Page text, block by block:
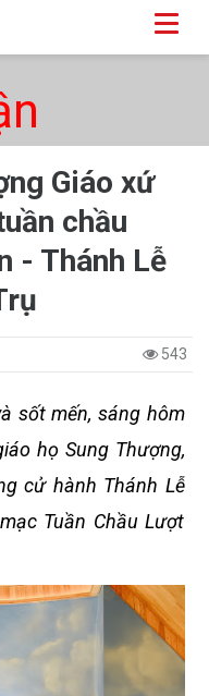
Giáo xứ
chầu
- Thánh Lễ
543
sốt mến, sáng hôm
họ Sung Thượng,
cử hành Thánh Lễ
Tuần Chầu Lượt